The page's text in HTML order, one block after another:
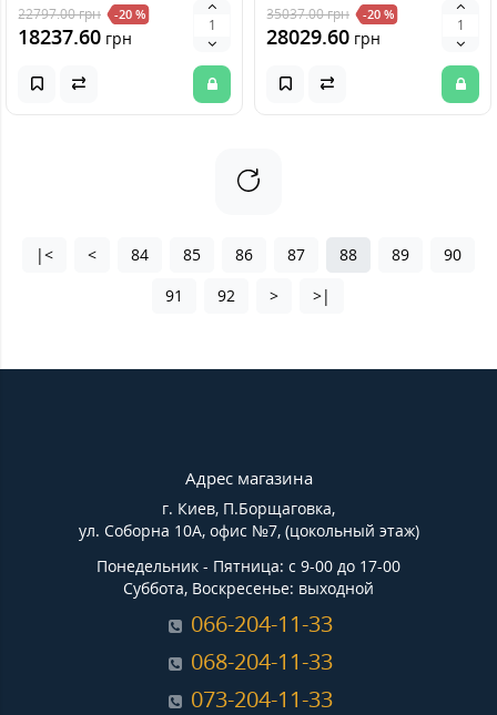
22797.00грн -20 %
18237.60 грн
35037.00грн -20 %
28029.60 грн
|< < 84 85 86 87 88 89
90
91
92 > >|
Адрес магазина
г. Киев, П.Борщаговка,
ул. Соборна 10А, офис №7, (цокольный этаж)
Понедельник - Пятница: с 9-00 до 17-00
Суббота, Воскресенье: выходной
066-204-11-33
068-204-11-33
073-204-11-33